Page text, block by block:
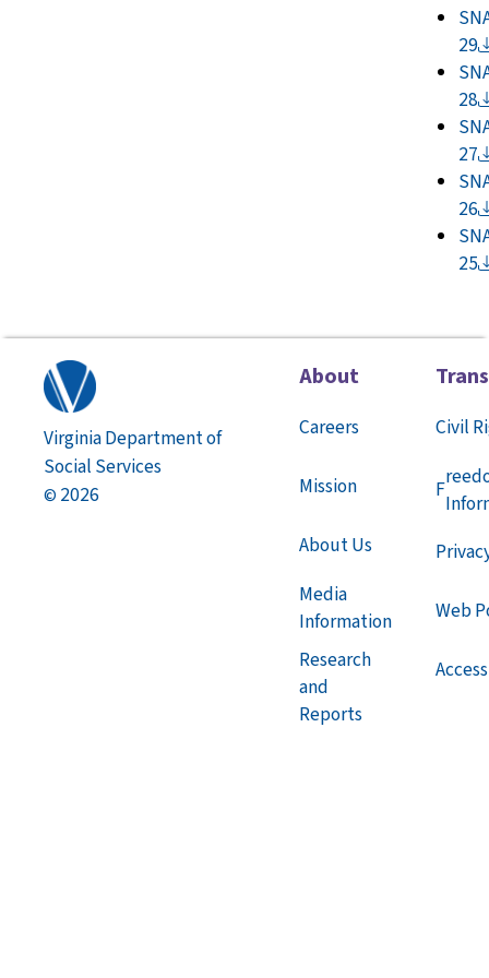
29
28
27
26
25
Virginia Department of
Social Services
© 2026
About
Careers
Mission
About Us
Media
Information
Research
and
Reports
Civil
F
Web